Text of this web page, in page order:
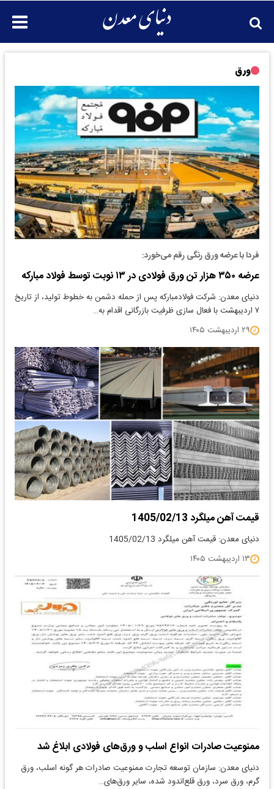
ورق
فردا با عرضه ورق رنگی رقم می‌خورد:
عرضه ۳۵۰ هزار تن ورق فولادی در ۱۳ نوبت توسط فولاد مبارکه
دنیای معدن: شرکت فولادمبارکه پس از حمله دشمن به خطوط تولید، از تاریخ
۷ اردیبهشت با فعال سازی ظرفیت بازرگانی اقدام به…
۲۹ اردیبهشت ۱۴۰۵
قیمت آهن میلگرد 1405/02/13
دنیای معدن: قیمت آهن میلگرد 1405/02/13
۱۳ اردیبهشت ۱۴۰۵
ممنوعیت صادرات انواع اسلب و ورق‌های فولادی ابلاغ شد
دنیای معدن: سازمان توسعه تجارت ممنوعیت صادرات هر گونه اسلب، ورق
گرم، ورق سرد، ورق قلع‌اندود شده، سایر ورق‌های…